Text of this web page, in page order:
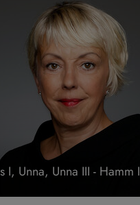
Unna, Unna III - Hamm